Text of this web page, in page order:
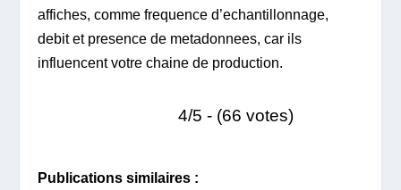
affiches, comme frequence d’echantillonnage,
debit et presence de metadonnees, car ils
influencent votre chaine de production.
4/5 - (66 votes)
Publications similaires :